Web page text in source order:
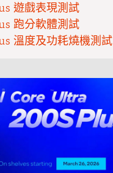
遊戲表現測試
跑分軟體測試
溫度及功耗燒機測試